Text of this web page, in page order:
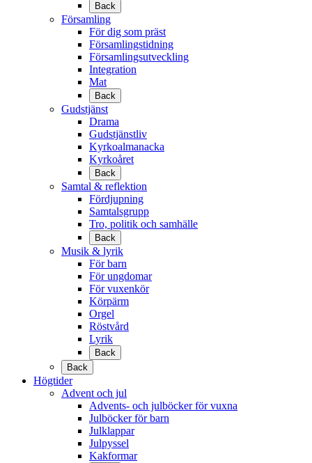
Back
Församling
För dig som präst
Församlingstidning
Församlingsutveckling
Integration
Mat
Back
Gudstjänst
Drama
Gudstjänstliv
Kyrkoalmanacka
Kyrkoåret
Back
Samtal & reflektion
Fördjupning
Samtalsgrupp
Tro, politik och samhälle
Back
Musik & lyrik
För barn
För ungdomar
För vuxenkör
Körpärm
Orgel
Röstvård
Lyrik
Back
Back
Högtider
Advent och jul
Advents- och julböcker för vuxna
Julböcker för barn
Julklappar
Julpyssel
Kakformar